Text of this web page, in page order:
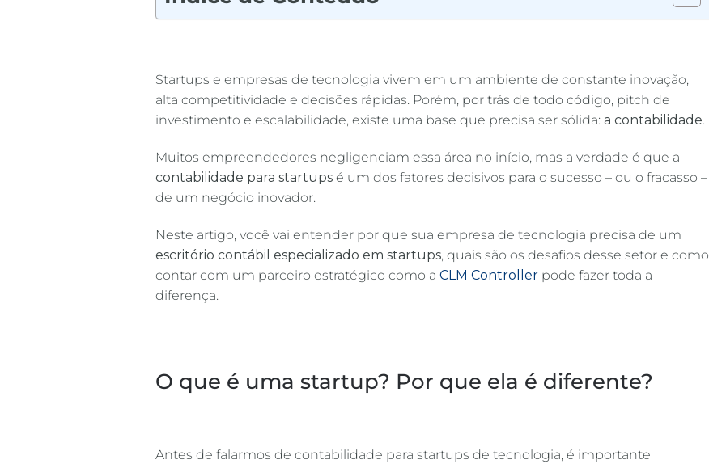
Startups e empresas de tecnologia vivem em um ambiente de constante inovação,
alta competitividade e decisões rápidas. Porém, por trás de todo código, pitch de
investimento e escalabilidade, existe uma base que precisa ser sólida: a contabilidade.
Muitos empreendedores negligenciam essa área no início, mas a verdade é que a
contabilidade para startups é um dos fatores decisivos para o sucesso – ou o fracasso –
de um negócio inovador.
Neste artigo, você vai entender por que sua empresa de tecnologia precisa de um
escritório contábil especializado em startups, quais são os desafios desse setor e como
contar com um parceiro estratégico como a CLM Controller pode fazer toda a
diferença.
O que é uma startup? Por que ela é diferente?
Antes de falarmos de contabilidade para startups de tecnologia, é importante